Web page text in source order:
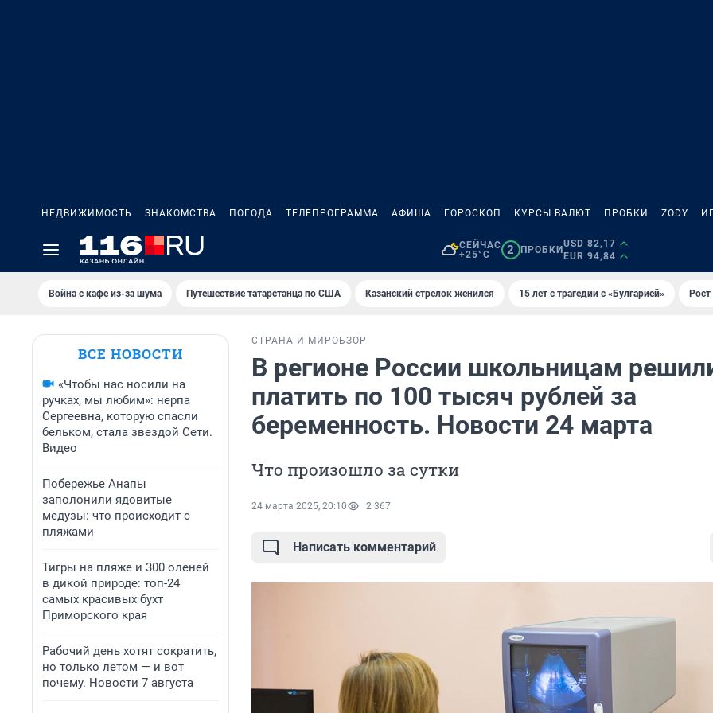
НЕДВИЖИМОСТЬ ЗНАКОМСТВА ПОГОДА ТЕЛЕПРОГРАММА АФИША ГОРОСКОП КУРСЫ ВАЛЮТ ПРОБКИ ZODY
СЕЙЧАС
+25°C
2 ПРОБКИ
USD 82,17
EUR 94,84
Война с кафе из-за шума Путешествие татарстанца по США Казанский стрелок женился 15 лет с трагедии с «Булгарией»
ВСЕ НОВОСТИ
«Чтобы нас носили на
ручках, мы любим»: нерпа
Сергеевна, которую спасли
бельком, стала звездой Сети.
Видео
Побережье Анапы
заполонили ядовитые
медузы: что происходит с
пляжами
Тигры на пляже и 300 оленей
в дикой природе: топ-24
самых красивых бухт
Приморского края
Рабочий день хотят сократить,
но только летом — и вот
почему. Новости 7 августа
СТРАНА И МИРОБЗОР
В регионе России школьницам
платить по 100 тысяч рублей за
беременность. Новости 24 марта
Что произошло за сутки
24 марта 2025, 20:10 2 367
Написать комментарий